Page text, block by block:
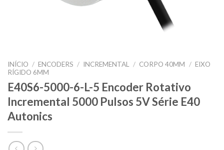
INÍCIO / ENCODERS / INCREMENTAL / CORPO 40MM / EIXO
RÍGIDO 6MM
E40S6-5000-6-L-5 Encoder Rotativo
Incremental 5000 Pulsos 5V Série E40
Autonics